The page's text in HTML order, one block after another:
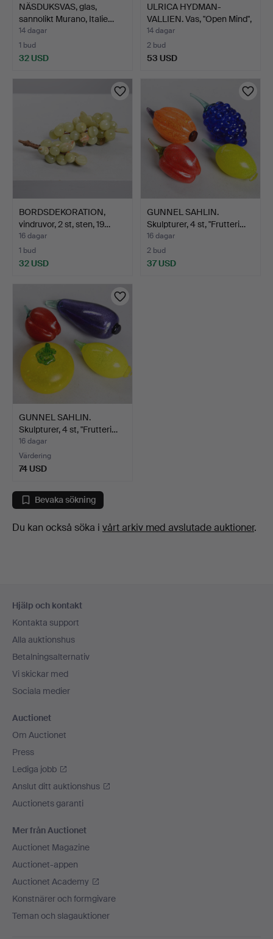
NÄSDUKSVAS, glas,
sannolikt Murano, Italie…
14 dagar
1 bud
32 USD
ULRICA HYDMAN-
VALLIEN. Vas, "Open Mind",
K…
14 dagar
2 bud
53 USD
BORDSDEKORATION,
vindruvor, 2 st, sten, 19…
16 dagar
1 bud
32 USD
GUNNEL SAHLIN.
Skulpturer, 4 st, "Frutteri…
16 dagar
2 bud
37 USD
GUNNEL SAHLIN.
Skulpturer, 4 st, "Frutteri…
16 dagar
Värdering
74 USD
Bevaka sökning
Du kan också söka i vårt arkiv med avslutade auktioner.
Hjälp och kontakt
Kontakta support
Alla auktionshus
Betalningsalternativ
Vi skickar med
Sociala medier
Auctionet
Om Auctionet
Press
Lediga jobb
Anslut ditt auktionshus
Auctionets garanti
Mer från Auctionet
Auctionet Magazine
Auctionet-appen
Auctionet Academy
Konstnärer och formgivare
Teman och slagauktioner